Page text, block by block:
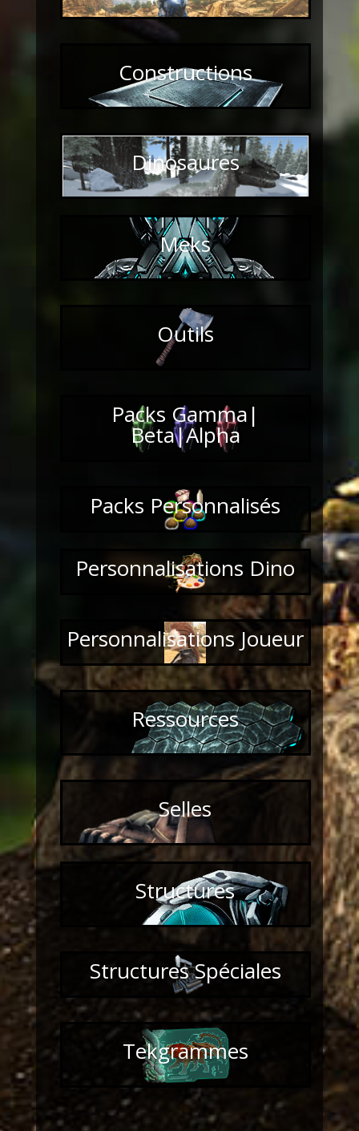
Constructions
Dinosaures
Meks
Outils
Packs Gamma|
Beta|Alpha
Packs Personnalisés
Personnalisations Dino
Personnalisations Joueur
Ressources
Selles
Structures
Structures Spéciales
Tekgrammes